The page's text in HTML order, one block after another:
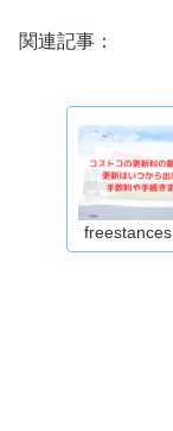
関連記事：